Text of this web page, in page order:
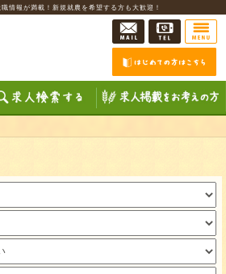
情報が満載！新規就農を希望する方も大歓迎！